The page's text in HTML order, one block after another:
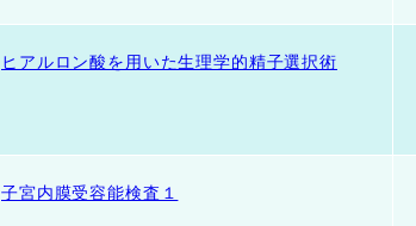
ヒアルロン酸を用いた生理学的精子選択術
子宮内膜受容能検査１